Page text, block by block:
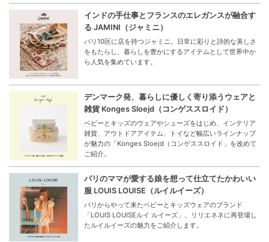
インドの手仕事とフランスのエレガンスが融合す
る JAMINI（ジャミニ）
パリ10区に店を持つジャミニ。日常に彩りと詩的な美しさ
をもたらし、暮らしを豊かにするアイテムとして世界中か
ら人気を集めています。
デンマーク発、暮らしに優しく寄り添うウェアと
雑貨 Konges Sloejd（コンゲススロイド）
ベビーとキッズのウェアやシューズをはじめ、インテリア
雑貨、アウトドアアイテム、トイなど幅広いラインナップ
が魅力の「Konges Sloejd（コンゲススロイド」を改めて
ご紹介。
パリのママが愛する娘を想って仕立てたかわいい
服 LOUIS LOUISE（ルイルイーズ）
パリからやって来たベビーとキッズウェアのブランド
「LOUIS LOUISEルイ ルイーズ」。リリエネネに再登場し
たルイルイーズの魅力をご紹介します。